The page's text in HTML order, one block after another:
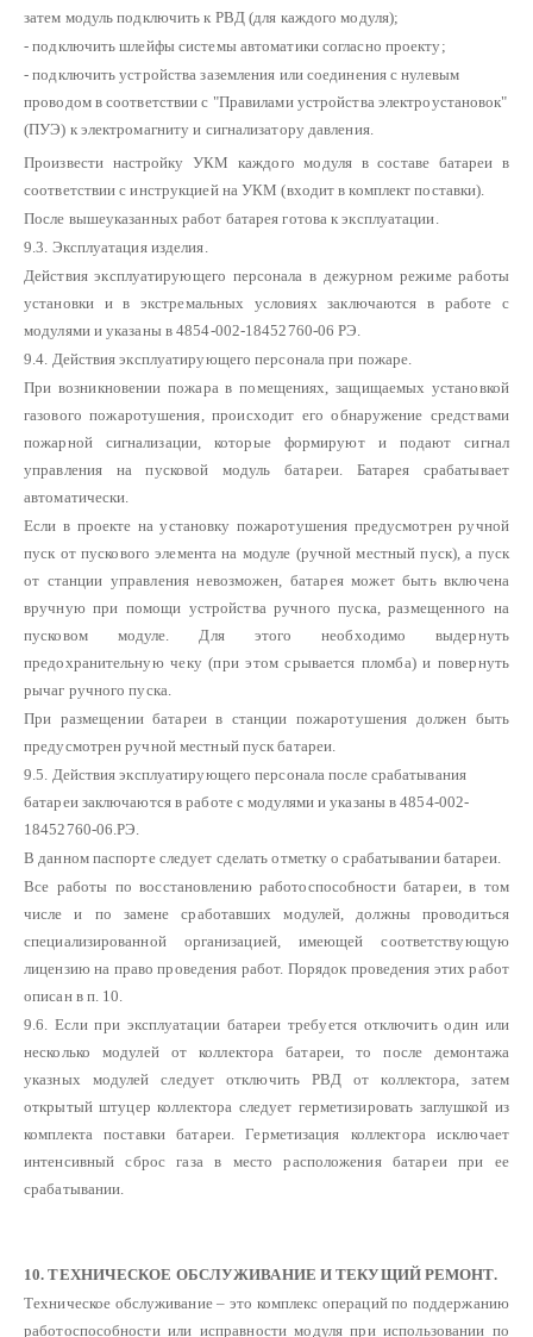
затем модуль подключить к РВД (для каждого модуля);
- подключить шлейфы системы автоматики согласно проекту;
- подключить устройства заземления или соединения с нулевым
проводом в соответствии с "Правилами устройства электроустановок"
(ПУЭ) к электромагниту и сигнализатору давления.
Произвести настройку УКМ каждого модуля в составе батареи в
соответствии с инструкцией на УКМ (входит в комплект поставки).
После вышеуказанных работ батарея готова к эксплуатации.
9.3. Эксплуатация изделия.
Действия эксплуатирующего персонала в дежурном режиме работы
установки и в экстремальных условиях заключаются в работе с
модулями и указаны в 4854-002-18452760-06 РЭ.
9.4. Действия эксплуатирующего персонала при пожаре.
При возникновении пожара в помещениях, защищаемых установкой
газового пожаротушения, происходит его обнаружение средствами
пожарной сигнализации, которые формируют и подают сигнал
управления на пусковой модуль батареи. Батарея срабатывает
автоматически.
Если в проекте на установку пожаротушения предусмотрен ручной
пуск от пускового элемента на модуле (ручной местный пуск), а пуск
от станции управления невозможен, батарея может быть включена
вручную при помощи устройства ручного пуска, размещенного на
пусковом модуле. Для этого необходимо выдернуть
предохранительную чеку (при этом срывается пломба) и повернуть
рычаг ручного пуска.
При размещении батареи в станции пожаротушения должен быть
предусмотрен ручной местный пуск батареи.
9.5. Действия эксплуатирующего персонала после срабатывания
батареи заключаются в работе с модулями и указаны в 4854-002-
18452760-06.РЭ.
В данном паспорте следует сделать отметку о срабатывании батареи.
Все работы по восстановлению работоспособности батареи, в том
числе и по замене сработавших модулей, должны проводиться
специализированной организацией, имеющей соответствующую
лицензию на право проведения работ. Порядок проведения этих работ
описан в п. 10.
9.6. Если при эксплуатации батареи требуется отключить один или
несколько модулей от коллектора батареи, то после демонтажа
указных модулей следует отключить РВД от коллектора, затем
открытый штуцер коллектора следует герметизировать заглушкой из
комплекта поставки батареи. Герметизация коллектора исключает
интенсивный сброс газа в место расположения батареи при ее
срабатывании.
10. ТЕХНИЧЕСКОЕ ОБСЛУЖИВАНИЕ И ТЕКУЩИЙ РЕМОНТ.
Техническое обслуживание – это комплекс операций по поддержанию
работоспособности или исправности модуля при использовании по